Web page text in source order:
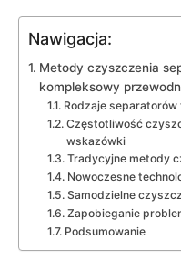
Nawigacja:
Metody czyszczenia
kompleksowy
Rodzaje separatorów
Częstotliwość
wskazówki
Tradycyjne metody
Nowoczesne
Samodzielne
Zapobieganie
Podsumowanie